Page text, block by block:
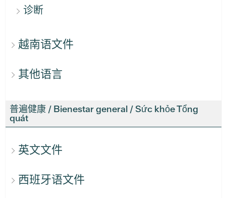
诊断
越南语文件
其他语言
普遍健康 / Bienestar general / Sức khỏe Tổng
quát
英文文件
西班牙语文件